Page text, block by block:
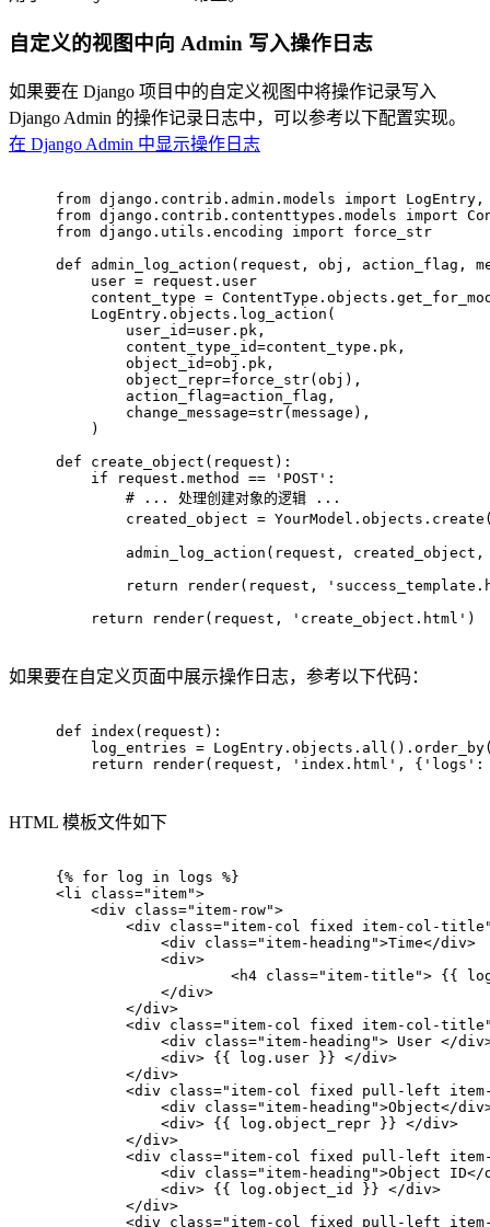
自定义的视图中向 Admin 写入操作日志
如果要在 Django 项目中的自定义视图中将操作记录写入
Django Admin 的操作记录日志中，可以参考以下配置实现。
在 Django Admin 中显示操作日志
from django.contrib.admin.models import LogEntry,
from django.contrib.contenttypes.models import
from django.utils.encoding import force_str
def
admin_log_action ( request, obj, action_flag,
    user = request.user
content_type =
    LogEntry.objects.log_action(
        user_id=user.pk,
        content_type_id=content_type.pk,
        object_id=obj.pk,
        object_repr=force_str(obj),
        action_flag=action_flag,
        change_message=
str(message),
    )
def
create_object ( request ):
if request.method == 'POST' :
# ... 处理创建对象的逻辑 ...
created_object =
admin_log_action(request,
return render(request,
return render(request, 'create_object.html' )
如果要在自定义页面中展示操作日志，参考以下代码：
def index ( request ):
    log_entries = LogEntry.objects.
all
return render(request, 'index.html' , { 'logs' :
HTML 模板文件如下
{% for log in logs %}
<li class="item">
<div class="item-row">
<div class="item-col fixed item-col-
<div class="item-heading">Time</div>
<div>
<h4 class="item-title"> {{
</div>
</div>
<div class="item-col fixed item-col-
<div class="item-heading"> User </div
<div> {{ log.user }} </div>
</div>
<div class="item-col fixed pull-left
<div class="item-heading">Object</div
<div> {{ log.object_repr }} </div>
</div>
<div class="item-col fixed pull-left
<div class="item-heading">Object ID</
<div> {{ log.object_id }} </div>
</div>
<div class="item-col fixed pull-left